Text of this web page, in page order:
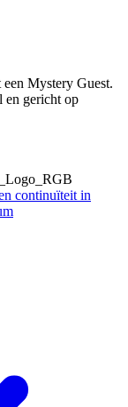
Mystery Guest.
en gericht op
continuïteit in